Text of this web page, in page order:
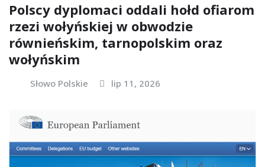
Polscy dyplomaci oddali hołd ofiarom
rzezi wołyńskiej w obwodzie
równieńskim, tarnopolskim oraz
wołyńskim
Słowo Polskie lip 11, 2026